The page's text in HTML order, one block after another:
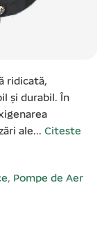
ridicată,
și durabil. În
ale... Citeste
, Pompe de Aer